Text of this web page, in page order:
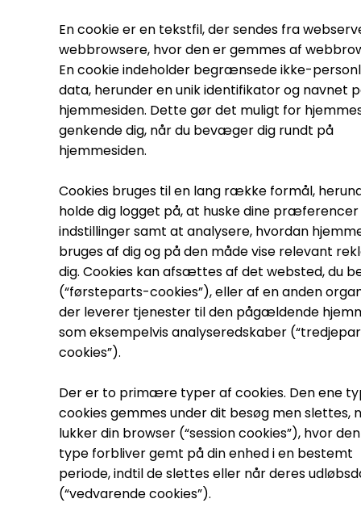
En cookie er en tekstfil, der sendes fra
webbrowsere, hvor den er gemmes af
En cookie indeholder begrænsede ikke-
data, herunder en unik identifikator og navnet
hjemmesiden. Dette gør det muligt for
genkende dig, når du bevæger dig rundt på
hjemmesiden.
Cookies bruges til en lang række formål,
holde dig logget på, at huske dine præferencer
indstillinger samt at analysere, hvordan
bruges af dig og på den måde vise relevant
dig. Cookies kan afsættes af det websted, du
(“førsteparts-cookies”), eller af en anden
der leverer tjenester til den pågældende
som eksempelvis analyseredskaber
cookies”).
Der er to primære typer af cookies. Den ene
cookies gemmes under dit besøg men slettes,
lukker din browser (“session cookies”), hvor
type forbliver gemt på din enhed i en bestemt
periode, indtil de slettes eller når deres
(“vedvarende cookies”).